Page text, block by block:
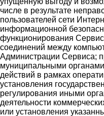
числе в результате
пользователей сети
информационной
функционирования
соединений между
Администрации Сервиса;
муниципальными
действий в рамках
установления
регулирования иными
деятельности
или установления